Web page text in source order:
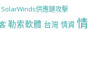
SolarWinds供應鏈攻擊
勒索軟體 台灣 情資 情